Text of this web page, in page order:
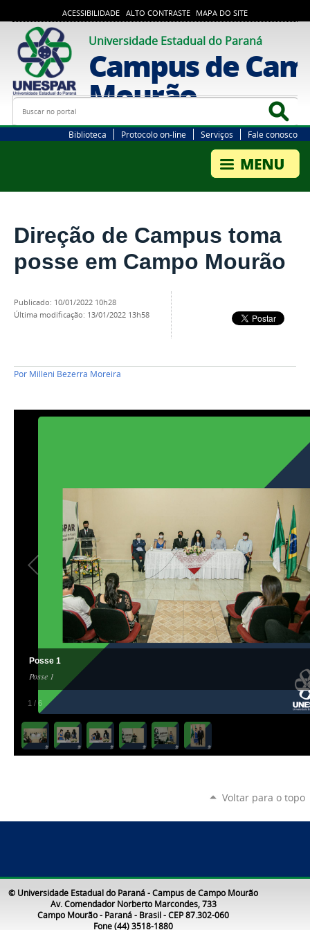
ACESSIBILIDADE ALTO CONTRASTE MAPA DO SITE
Universidade Estadual do Paraná
Campus de
Mourão
Busca
Biblioteca Protocolo on-line Serviços Fale conosco
Direção de Campus toma
posse em Campo Mourão
publicado: 10/01/2022 10h28
última modificação: 13/01/2022 13h58
Por Milleni Bezerra Moreira
1 / 6
Posse 1
Posse 1
Voltar para o topo
© Universidade Estadual do Paraná - Campus de Campo Mourão
Av. Comendador Norberto Marcondes, 733
Campo Mourão - Paraná - Brasil - CEP 87.302-060
Fone (44) 3518-1880